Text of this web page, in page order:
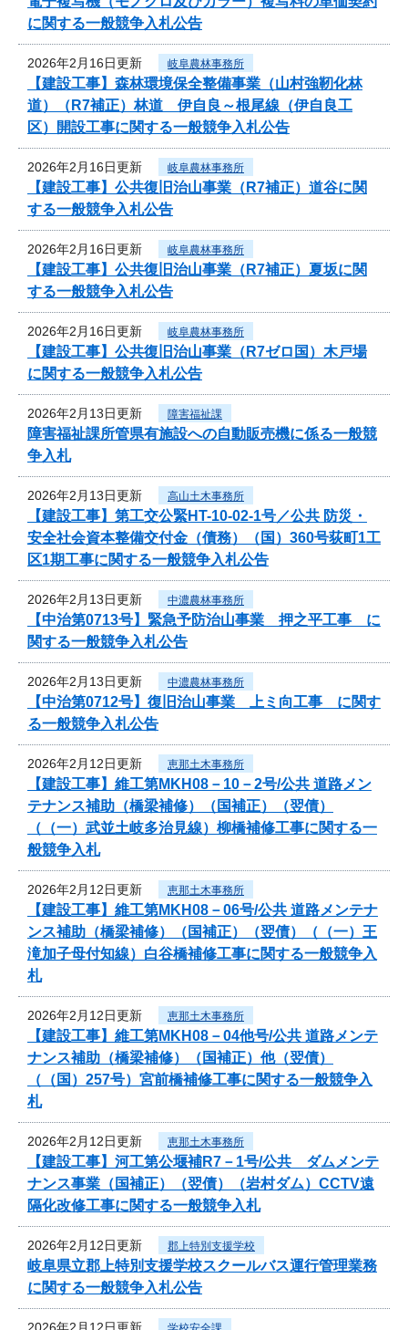
に関する一般競争入札公告
2026年2月16日更新 岐阜農林事務所
【建設工事】森林環境保全整備事業（山村強靭化林
道）（R7補正）林道 伊自良～根尾線（伊自良工
区）開設工事に関する一般競争入札公告
2026年2月16日更新 岐阜農林事務所
【建設工事】公共復旧治山事業（R7補正）道谷に関
する一般競争入札公告
2026年2月16日更新 岐阜農林事務所
【建設工事】公共復旧治山事業（R7補正）夏坂に関
する一般競争入札公告
2026年2月16日更新 岐阜農林事務所
【建設工事】公共復旧治山事業（R7ゼロ国）木戸場
に関する一般競争入札公告
2026年2月13日更新 障害福祉課
障害福祉課所管県有施設への自動販売機に係る一般競
争入札
2026年2月13日更新 高山土木事務所
【建設工事】第工交公緊HT-10-02-1号／公共 防災・
安全社会資本整備交付金（債務）（国）360号荻町1工
区1期工事に関する一般競争入札公告
2026年2月13日更新 中濃農林事務所
【中治第0713号】緊急予防治山事業 押之平工事 に
関する一般競争入札公告
2026年2月13日更新 中濃農林事務所
【中治第0712号】復旧治山事業 上ミ向工事 に関す
る一般競争入札公告
2026年2月12日更新 恵那土木事務所
【建設工事】維工第MKH08－10－2号/公共 道路メン
テナンス補助（橋梁補修）（国補正）（翌債）
（（一）武並土岐多治見線）柳橋補修工事に関する一
般競争入札
2026年2月12日更新 恵那土木事務所
【建設工事】維工第MKH08－06号/公共 道路メンテナ
ンス補助（橋梁補修）（国補正）（翌債）（（一）王
滝加子母付知線）白谷橋補修工事に関する一般競争入
札
2026年2月12日更新 恵那土木事務所
【建設工事】維工第MKH08－04他号/公共 道路メンテ
ナンス補助（橋梁補修）（国補正）他（翌債）
（（国）257号）宮前橋補修工事に関する一般競争入
札
2026年2月12日更新 恵那土木事務所
【建設工事】河工第公堰補R7－1号/公共 ダムメンテ
ナンス事業（国補正）（翌債）（岩村ダム）CCTV遠
隔化改修工事に関する一般競争入札
2026年2月12日更新 郡上特別支援学校
岐阜県立郡上特別支援学校スクールバス運行管理業務
に関する一般競争入札公告